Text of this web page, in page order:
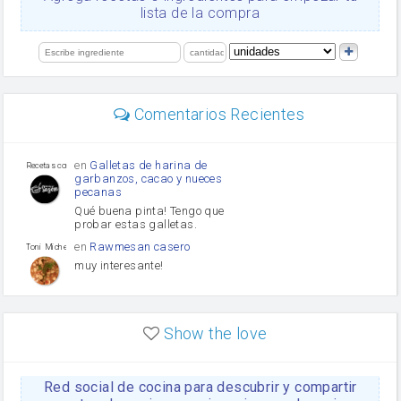
orégano
limón
lista de la compra
Comentarios Recientes
Recetas con sazon
en Galletas de harina de
garbanzos, cacao y nueces
pecanas
Qué buena pinta! Tengo que
probar estas galletas.
Toni Michel Caubet
en Rawmesan casero
muy interesante!
enLasaña casera fácil y
HOJALDROSA TV
enGachas de la abuela
Show the love
Red social de cocina para descubrir y compartir